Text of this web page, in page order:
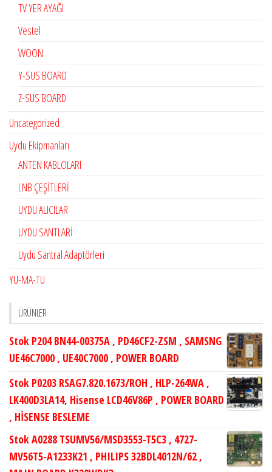
TV YER AYAĞI
Vestel
WOON
Y-SUS BOARD
Z-SUS BOARD
Uncategorized
Uydu Ekipmanları
ANTEN KABLOLARI
LNB ÇEŞİTLERİ
UYDU ALICILAR
UYDU SANTLARİ
Uydu Santral Adaptörleri
YU-MA-TU
ÜRÜNLER
Stok P204 BN44-00375A , PD46CF2-ZSM , SAMSNG
UE46C7000 , UE40C7000 , POWER BOARD
Stok P0203 RSAG7.820.1673/ROH , HLP-264WA ,
LK400D3LA14, Hisense LCD46V86P , POWER BOARD
, HİSENSE BESLEME
Stok A0288 TSUMV56/MSD3553-T5C3 , 4727-
MV56T5-A1233K21 , PHILIPS 32BDL4012N/62 ,